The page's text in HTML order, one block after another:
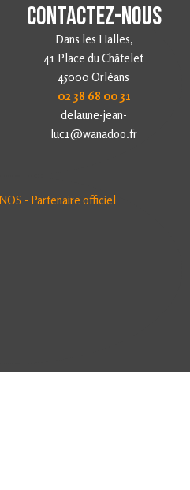
contactez-nous
Dans les Halles,
41 Place du Châtelet
45000 Orléans
02 38 68 00 31
delaune-jean-
luc1@wanadoo.fr